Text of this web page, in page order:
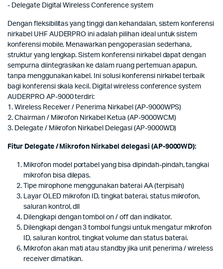
- Delegate Digital Wireless Conference system
Dengan fleksibilitas yang tinggi dan kehandalan, sistem konferensi
nirkabel UHF AUDERPRO ini adalah pilihan ideal untuk sistem
konferensi mobile. Menawarkan pengoperasian sederhana,
struktur yang lengkap. Sistem konferensi nirkabel dapat dengan
sempurna diintegrasikan ke dalam ruang pertemuan apapun,
tanpa menggunakan kabel. Ini solusi konferensi nirkabel terbaik
bagi konferensi skala kecil. Digital wireless conference system
AUDERPRO AP-9000 terdiri:
1. Wireless Receiver / Penerima Nirkabel (AP-9000WPS)
2. Chairman / Mikrofon Nirkabel Ketua (AP-9000WCM)
3. Delegate / Mikrofon Nirkabel Delegasi (AP-9000WD)
Fitur Delegate / Mikrofon Nirkabel delegasi (AP-9000WD):
Mikrofon model portabel yang bisa dipindah-pindah, tangkai
mikrofon bisa dilepas.
Tipe mirophone menggunakan baterai AA (terpisah)
Layar OLED mikrofon ID, tingkat baterai, status mikrofon,
saluran kontrol, dll
Dilengkapi dengan tombol on / off dan indikator.
Dilengkapi dengan 3 tombol fungsi untuk mengatur mikrofon
ID, saluran kontrol, tingkat volume dan status baterai.
Mikrofon akan mati atau standby jika unit penerima / wireless
receiver dimatikan.